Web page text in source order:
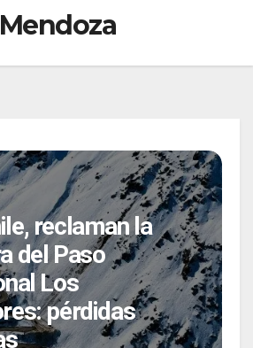
reclaman la
del Paso
Los
pérdidas